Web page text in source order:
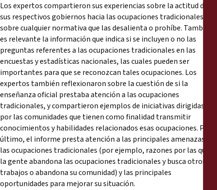
Los expertos compartieron sus experiencias sobre la actitud de
sus respectivos gobiernos hacia las ocupaciones tradicionales, y
sobre cualquier normativa que las desalienta o prohíbe. También
es relevante la información que indica si se incluyen o no las
preguntas referentes a las ocupaciones tradicionales en las
encuestas y estadísticas nacionales, las cuales pueden ser
importantes para que se reconozcan tales ocupaciones. Los
expertos también reflexionaron sobre la cuestión de si la
enseñanza oficial prestaba atención a las ocupaciones
tradicionales, y compartieron ejemplos de iniciativas dirigidas
por las comunidades que tienen como finalidad transmitir
conocimientos y habilidades relacionados esas ocupaciones. Por
último, el informe presta atención a las principales amenazas a
las ocupaciones tradicionales (por ejemplo, razones por las que
la gente abandona las ocupaciones tradicionales y busca otros
trabajos o abandona su comunidad) y las principales
oportunidades para mejorar su situación.